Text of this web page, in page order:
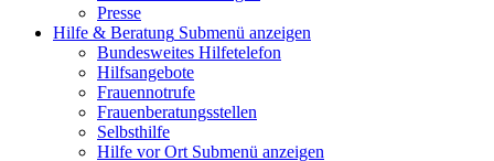
Presse
Hilfe & Beratung Submenü anzeigen
Bundesweites Hilfetelefon
Hilfsangebote
Frauennotrufe
Frauenberatungsstellen
Selbsthilfe
Hilfe vor Ort Submenü anzeigen